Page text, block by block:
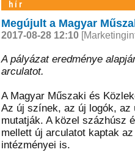
Megújult a Magyar
2017-08-28 12:10
A pályázat eredménye
arculatot.
A Magyar Műszaki és
Az új színek, az új logók, az
mutatják. A közel százhúsz
mellett új arculatot kaptak
intézményei is.